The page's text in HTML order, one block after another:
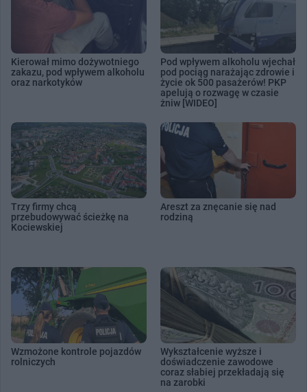
Kierował mimo dożywotniego
zakazu, pod wpływem alkoholu
oraz narkotyków
Pod wpływem alkoholu wjechał
pod pociąg narażając zdrowie i
życie ok 500 pasażerów! PKP
apelują o rozwagę w czasie
żniw [WIDEO]
Trzy firmy chcą
przebudowywać ścieżkę na
Kociewskiej
Areszt za znęcanie się nad
rodziną
Wzmożone kontrole pojazdów
rolniczych
Wykształcenie wyższe i
doświadczenie zawodowe
coraz słabiej przekładają się
na zarobki